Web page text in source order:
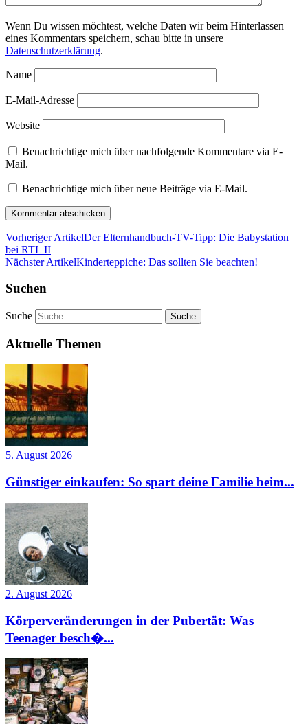
Wenn Du wissen möchtest, welche Daten wir beim Hinterlassen
eines Kommentars speichern, schau bitte in unsere
Datenschutzerklärung.
Name
E-Mail-Adresse
Website
Benachrichtige mich über nachfolgende Kommentare via E-
Mail.
Benachrichtige mich über neue Beiträge via E-Mail.
Vorheriger ArtikelDer Elternhandbuch-TV-Tipp: Die Babystation
bei RTL II
Nächster ArtikelKinderteppiche: Das sollten Sie beachten!
Suchen
Suche
Aktuelle Themen
5. August 2026
Günstiger einkaufen: So spart deine Familie beim...
2. August 2026
Körperveränderungen in der Pubertät: Was
Teenager besch�...